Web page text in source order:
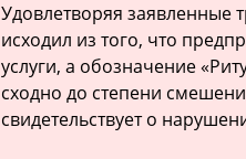
Удовлетворяя заявленные
исходил из того, что
услуги, а обозначение
сходно до степени
свидетельствует о